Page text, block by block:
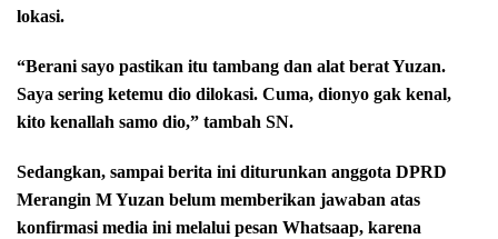
lokasi.
“Berani sayo pastikan itu tambang dan alat berat Yuzan.
Saya sering ketemu dio dilokasi. Cuma, dionyo gak kenal,
kito kenallah samo dio,” tambah SN.
Sedangkan, sampai berita ini diturunkan anggota DPRD
Merangin M Yuzan belum memberikan jawaban atas
konfirmasi media ini melalui pesan Whatsaap, karena